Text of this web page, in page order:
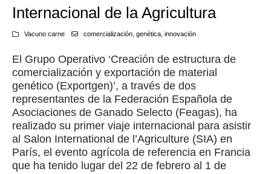
Internacional de la Agricultura
Vacuno carne comercialización, genética, innovación
El Grupo Operativo ‘Creación de estructura de
comercialización y exportación de material
genético (Exportgen)’, a través de dos
representantes de la Federación Española de
Asociaciones de Ganado Selecto (Feagas), ha
realizado su primer viaje internacional para asistir
al Salon International de l’Agriculture (SIA) en
París, el evento agrícola de referencia en Francia
que ha tenido lugar del 22 de febrero al 1 de